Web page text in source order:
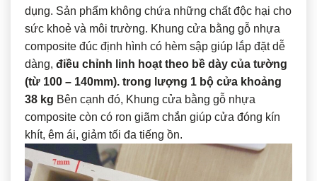
dụng. Sản phẩm không chứa những chất độc hại cho
sức khoẻ và môi trường. Khung cửa bằng gỗ nhựa
composite đúc định hình có hèm sập giúp lắp đặt dễ
dàng, điều chỉnh linh hoạt theo bề dày của tường
(từ 100 – 140mm). trong lượng 1 bộ cửa khoảng
38 kg Bên cạnh đó, Khung cửa bằng gỗ nhựa
composite còn có ron giãm chắn giúp cửa đóng kín
khít, êm ái, giảm tối đa tiếng ồn.